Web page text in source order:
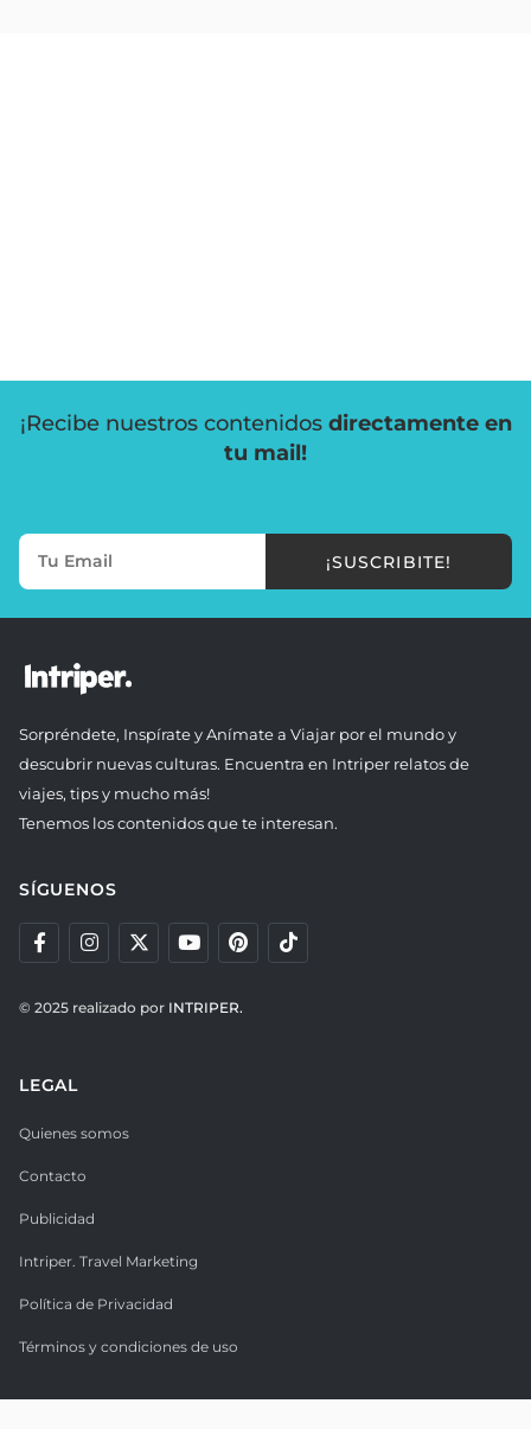
¡Recibe nuestros contenidos directamente en
tu mail!
¡SUSCRIBITE!
Sorpréndete, Inspírate y Anímate a Viajar por el mundo y
descubrir nuevas culturas. Encuentra en Intriper relatos de
viajes, tips y mucho más!
Tenemos los contenidos que te interesan.
SÍGUENOS
© 2025 realizado por INTRIPER.
LEGAL
Quienes somos
Contacto
Publicidad
Intriper. Travel Marketing
Política de Privacidad
Términos y condiciones de uso